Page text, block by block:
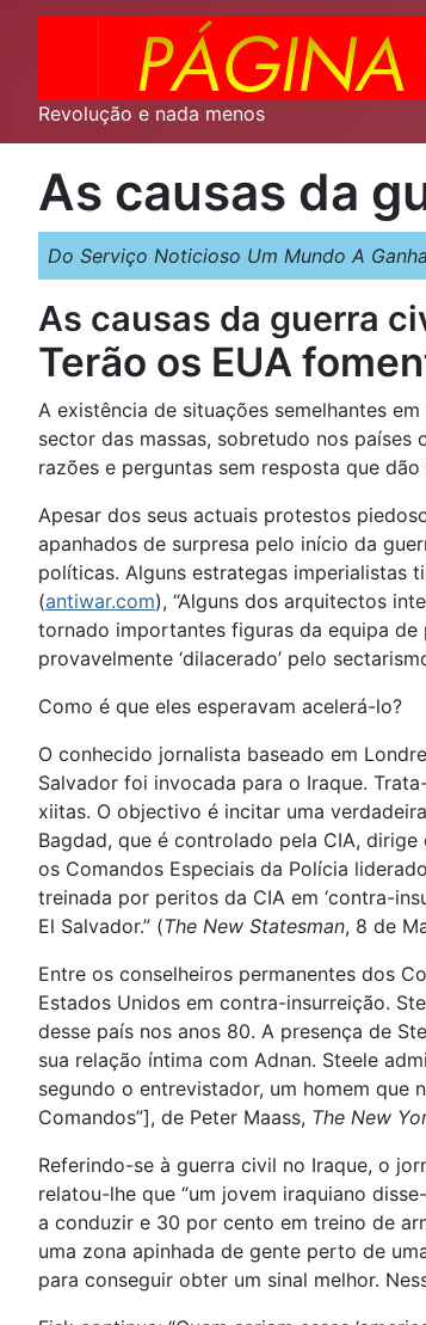
Revolução e nada menos
As causas da
Do Serviço Noticioso Um Mundo A
As causas da guerra
Terão os EUA
A existência de situações semelhantes
sector das massas, sobretudo nos
razões e perguntas sem resposta que
Apesar dos seus actuais protestos
apanhados de surpresa pelo início da
políticas. Alguns estrategas imperialistas
(antiwar.com), “Alguns dos arquitectos
tornado importantes figuras da equipa de
provavelmente ‘dilacerado’ pelo
Como é que eles esperavam acelerá-lo?
O conhecido jornalista baseado em
Salvador foi invocada para o Iraque.
xiitas. O objectivo é incitar uma
Bagdad, que é controlado pela CIA,
os Comandos Especiais da Polícia
treinada por peritos da CIA em ‘contra-
El Salvador.” (The New Statesman, 8 de
Entre os conselheiros permanentes dos
Estados Unidos em contra-insurreição.
desse país nos anos 80. A presença de
sua relação íntima com Adnan. Steele
segundo o entrevistador, um homem que
Comandos”], de Peter Maass, The New
Referindo-se à guerra civil no Iraque, o
relatou-lhe que “um jovem iraquiano
a conduzir e 30 por cento em treino de
uma zona apinhada de gente perto de
para conseguir obter um sinal melhor.